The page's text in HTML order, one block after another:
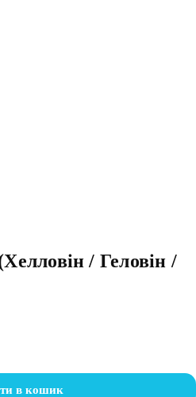
/ Геловін /
в кошик